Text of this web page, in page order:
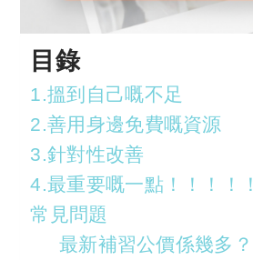
目錄
1.搵到自己嘅不足
2.善用身邊免費嘅資源
3.針對性改善
4.最重要嘅一點！！！！！
常見問題
最新補習公價係幾多？